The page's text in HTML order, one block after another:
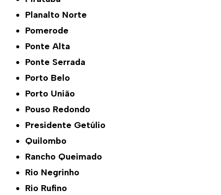
Planalto Norte
Pomerode
Ponte Alta
Ponte Serrada
Porto Belo
Porto União
Pouso Redondo
Presidente Getúlio
Quilombo
Rancho Queimado
Rio Negrinho
Rio Rufino